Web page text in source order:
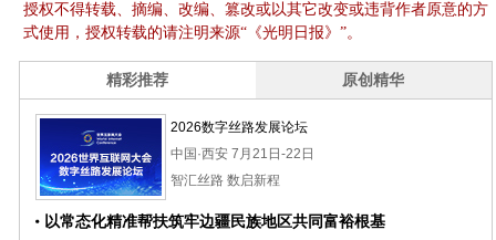
授权不得转载、摘编、改编、篡改或以其它改变或违背作者原意的方
式使用，授权转载的请注明来源“《光明日报》”。